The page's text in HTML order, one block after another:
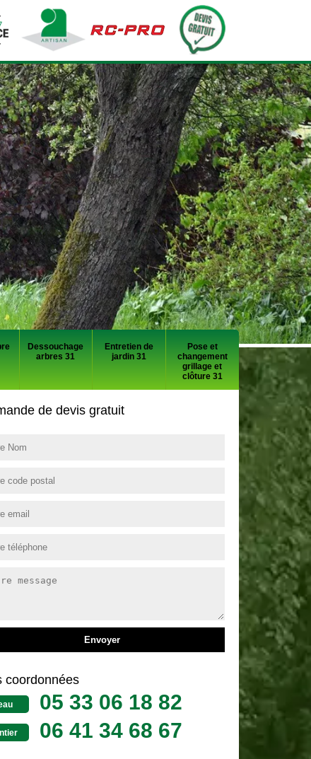
Dessouchage
arbres 31
Entretien de
jardin 31
Pose et
changement
grillage et
clôture 31
de devis gratuit
coordonnées
05 33 06 18 82
06 41 34 68 67